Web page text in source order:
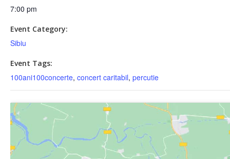
7:00 pm
Event Category:
Sibiu
Event Tags:
100ani100concerte, concert caritabil, percutie